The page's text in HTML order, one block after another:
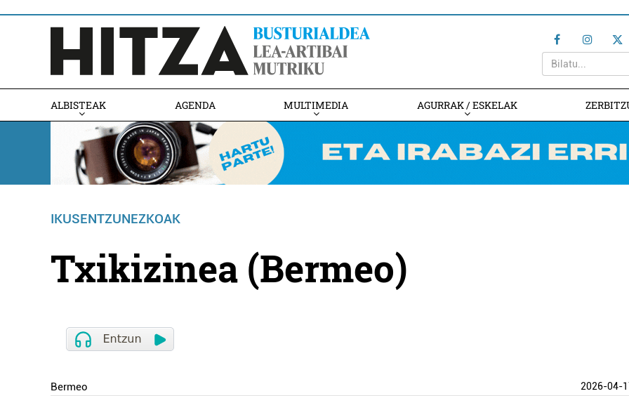
ALBISTEAK AGENDA MULTIMEDIA AGURRAK / ESKELAK
IKUSENTZUNEZKOAK
Txikizinea (Bermeo)
Bermeo 2026-04-